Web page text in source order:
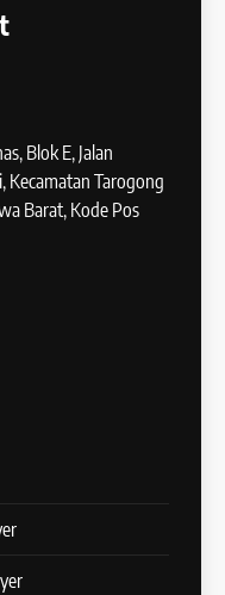
Blok E, Jalan
Kecamatan Tarogong
Barat, Kode Pos